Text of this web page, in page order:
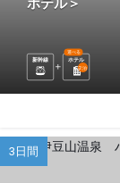
ホテル＞
新幹線 ホテル
選べる
2泊
3日間